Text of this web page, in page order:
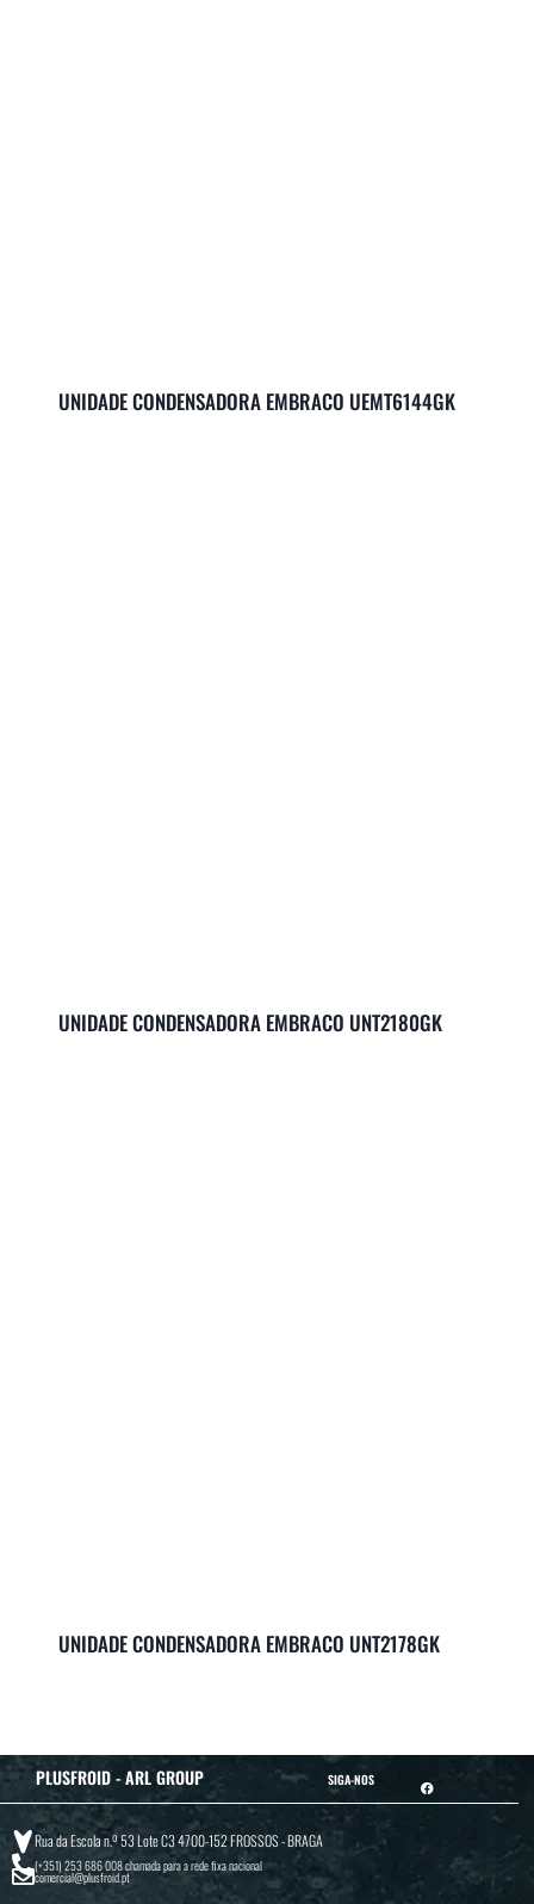
UNIDADE CONDENSADORA EMBRACO UEMT6144GK
UNIDADE CONDENSADORA EMBRACO UNT2180GK
UNIDADE CONDENSADORA EMBRACO UNT2178GK
PLUSFROID - ARL GROUP SIGA-NOS
Rua da Escola n.º 53 Lote C3 4700-152 FROSSOS - BRAGA
(+351) 253 686 008chamada para a rede fixa nacional
comercial@plusfroid.pt